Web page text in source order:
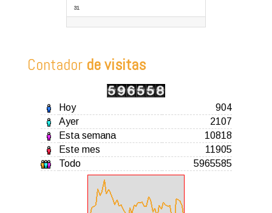
31
Contador de visitas
Hoy
904
Ayer
2107
Esta semana
10818
Este mes
11905
Todo
5965585